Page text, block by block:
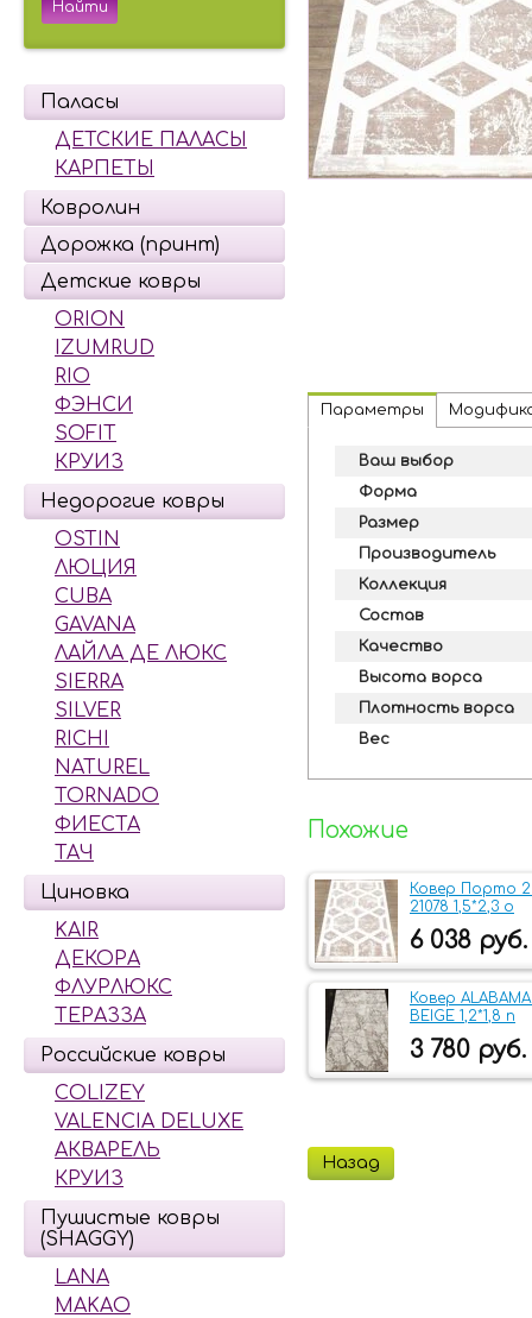
Паласы
ДЕТСКИЕ ПАЛАСЫ
КАРПЕТЫ
Ковролин
Дорожка (принт)
Детские ковры
ORION
IZUMRUD
RIO
ФЭНСИ
SOFIT
КРУИЗ
Недорогие ковры
OSTIN
ЛЮЦИЯ
CUBA
GAVANA
ЛАЙЛА ДЕ ЛЮКС
SIERRA
SILVER
RICHI
NATUREL
TORNADO
ФИЕСТА
ТАЧ
Циновка
KAIR
ДЕКОРА
ФЛУРЛЮКС
ТЕРАЗЗА
Российские ковры
COLIZEY
VALENCIA DELUXE
АКВАРЕЛЬ
КРУИЗ
Пушистые ковры
(SHAGGY)
LANA
MAKAO
Параметры
Ваш выбор
Форма
Размер
Производитель
Коллекция
Состав
Качество
Высота ворса
Плотность ворса
Вес
Похожие
Ковер Порто
21078 1,5*2,3 о
6 038 руб.
Ковер ALABAMA
BEIGE 1,2*1,8 n
3 780 руб.
Назад